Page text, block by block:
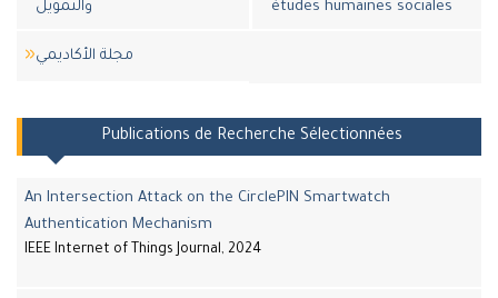
والتمويل études humaines sociales
مجلة اﻷكاديمي
Publications de Recherche Sélectionnées
An Intersection Attack on the CirclePIN Smartwatch
Authentication Mechanism
IEEE Internet of Things Journal, 2024